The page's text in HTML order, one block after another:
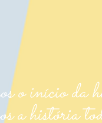
o início da
história